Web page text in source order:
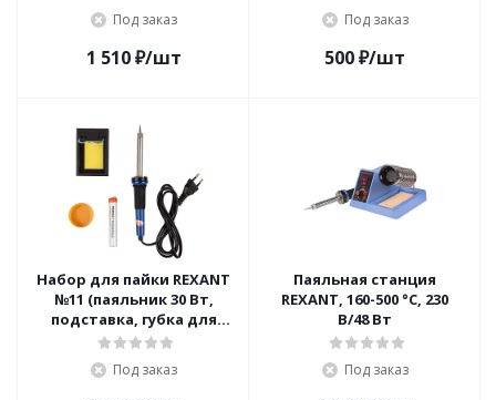
Под заказ
1 510₽/шт
Под заказ
500₽/шт
Набор для пайки REXANT
№11 (паяльник 30 Вт,
подставка, губка для
удаления припоя,
канифоль, припой)
Под заказ
Паяльная станция
REXANT, 160-500 °С, 230
В/48 Вт
Под заказ